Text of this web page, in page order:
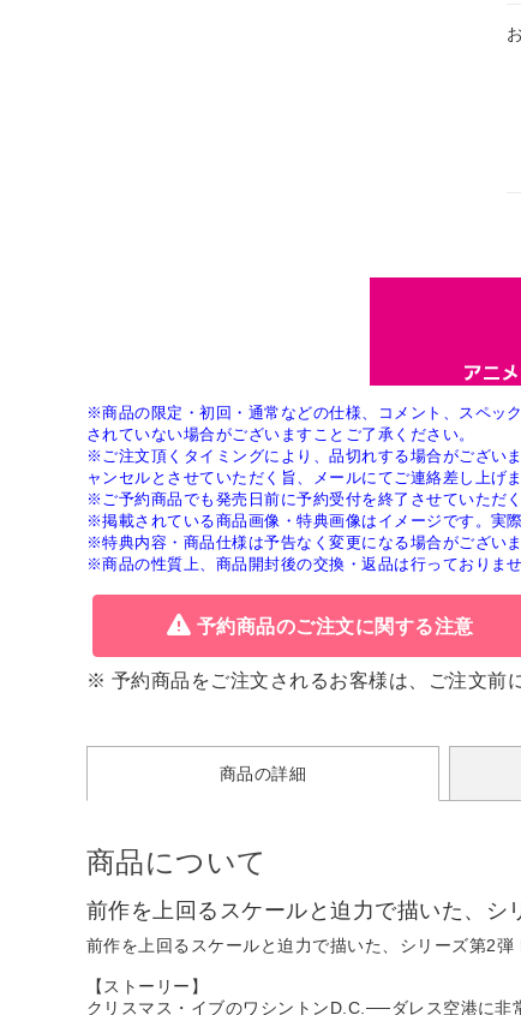
※商品の限定・初回・通常などの仕様、コメント、スペッ
されていない場合がございますことご了承ください。
※ご注文頂くタイミングにより、品切れする場合がござい
ャンセルとさせていただく旨、メールにてご連絡差し上げ
※ご予約商品でも発売日前に予約受付を終了させていただく
※掲載されている商品画像・特典画像はイメージです。実
※特典内容・商品仕様は予告なく変更になる場合がございま
※商品の性質上、商品開封後の交換・返品は行っておりま
予約商品のご注文に関する注意
※ 予約商品をご注文されるお客様は、ご注文前
商品の詳細
商品について
前作を上回るスケールと迫力で描いた、シ
前作を上回るスケールと迫力で描いた、シリーズ第2弾
【ストーリー】
クリスマス・イブのワシントンD.C.──ダレス空港に